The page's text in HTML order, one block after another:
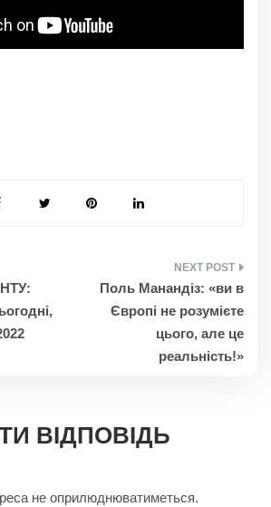
Поль Манандіз: «ви в
Європі не розумієте
цього, але це
реальність!»
ВІДПОВІДЬ
не оприлюднюватиметься.